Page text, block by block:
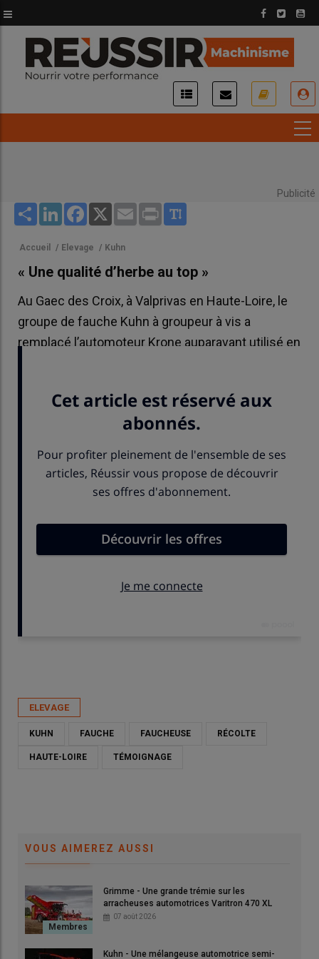
au
contenu
principal
Publicité
Share LinkedInFacebook
X Email Print
Accueil / Elevage / Kuhn
« Une qualité d’herbe au top »
Au Gaec des Croix, à Valprivas en Haute-Loire, le
groupe de fauche Kuhn à groupeur à vis a
remplacé l’automoteur Krone auparavant utilisé en
Loïc Marey : « Mon combiné de fauche avec groupeur à vis me
permet de couper rapidement, de récolter du fourrage de
qualité et de limiter le nombre de passages dans les parcelles.
ELEVAGE
KUHN FAUCHE FAUCHEUSE RÉCOLTE
HAUTE-LOIRE TÉMOIGNAGE
VOUS AIMEREZ AUSSI
Grimme - Une grande trémie sur les
arracheuses automotrices Varitron 470 XL
07 août 2026
Kuhn - Une mélangeuse automotrice semi-